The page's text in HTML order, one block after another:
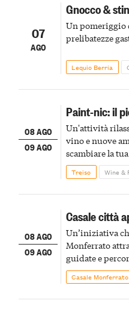
07
AGO
Gnocco &
Un pomeriggio
prelibatezze
Lequio Berria
08 AGO
09 AGO
Paint-nic: il
Un'attività
vino e nuove
scambiare la
Treiso Wine &
08 AGO
09 AGO
Casale città
Un’iniziativa
Monferrato
guidate e
Casale Monferrato